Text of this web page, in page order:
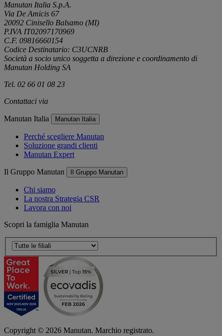
Manutan Italia S.p.A.
Via De Amicis 67
20092 Cinisello Balsamo (MI)
P.IVA IT02097170969
C.F. 09816660154
Codice Destinatario: C3UCNRB
Società a socio unico soggetta a direzione e coordinamento di
Manutan Holding SA
Tel. 02 66 01 08 23
Contattaci via
Manutan Italia Manutan Italia
Perché scegliere Manutan
Soluzione grandi clienti
Manutan Expert
Il Gruppo Manutan Il Gruppo Manutan
Chi siamo
La nostra Strategia CSR
Lavora con noi
Scopri la famiglia Manutan
Copyright © 2026 Manutan. Marchio registrato.